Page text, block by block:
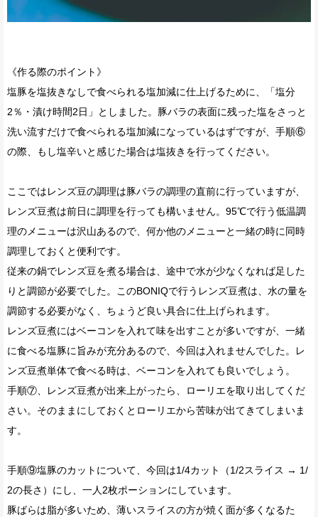
《作る際のポイント》
塩豚を塩抜きなしで食べられる塩加減に仕上げるために、「塩分
2％・漬け時間2日」としました。豚バラの表面に残った塩をさっと
洗い流すだけで食べられる塩加減になっているはずですが、手順⑥
の際、もし塩辛いと感じた場合は塩抜きを行ってください。
ここではレンズ豆の調理は豚バラの調理の直前に行っていますが、
レンズ豆煮は前日に調理を行っても構いません。95℃で行う低温調
理のメニューは沢山あるので、何か他のメニューと一緒の時に同時
調理しておくと便利です。
従来の鍋でレンズ豆を煮る場合は、途中で水が少なくなれば足した
りと調節が必要でした。このBONIQで行うレンズ豆煮は、水の量を
調節する必要がなく、ちょうど良い具合に仕上げられます。
レンズ豆煮にはベーコンを入れて味を出すことが多いですが、一緒
に食べる塩豚に旨みが充分あるので、今回は入れませんでした。レ
ンズ豆煮単体で食べる時は、ベーコンを入れても良いでしょう。
手順⑦、レンズ豆煮が出来上がったら、ローリエを取り出してくだ
さい。そのままにしておくとローリエから苦味が出てきてしまいま
す。
手順⑨塩豚のカットについて、今回は1/4カット（1/2スライス → 1/
2の長さ）にし、一人2枚ポーションにしています。
豚ばらは脂が多いため、薄いスライスの方が焼く面が多くなるた